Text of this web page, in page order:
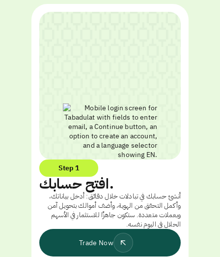
Step 1
افتح حسابك.
أنشئ حسابك في تبادلات خلال دقائق: أدخل بياناتك،
وأكمل التحقق من الهوية، وأضف أموالك بتحويل آمن
وبعملات متعددة. ستكون جاهزًا للاستثمار في الأسهم
الحلال في اليوم نفسه.
Trade Now